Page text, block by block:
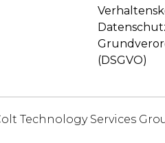
(DSGVO)
Technology Services